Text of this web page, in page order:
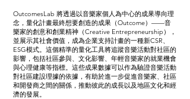
OutcomesLab 將透過以音樂家個人為中心的成果導向理
念，量化計畫最終想要創造的成果（Outcome）——音
樂家的創意和創業精神（Creative Entrepreneurship），
並展示其社會價值，成為企業支持計畫的一種新CSR、
ESG模式。這個精準的量化工具將追蹤音樂活動對社區的
影響，包括社區參與、文化影響、年輕音樂家的就業機會
與心理健康等指標。這些成果數據可以作為驗證音樂活動
對社區建設理據的依據，有助於進一步促進音樂家、社區
和開發商之間的關係，推動彼此的成長以及地區文化和經
濟的發展。